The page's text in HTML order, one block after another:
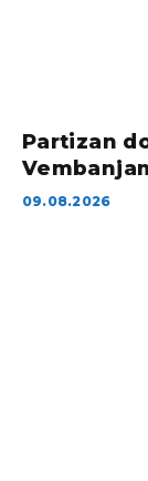
Partizan
09.08.2026